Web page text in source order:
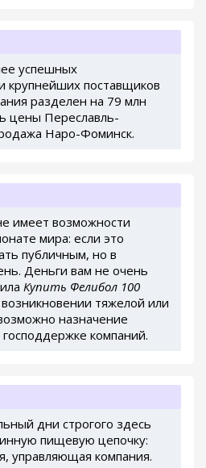
успешных
крупнейших поставщиков
разделен на 79 млн
цены Переславль-
Наро-Фоминск.
имеет возможности
мира: если это
публичным, но в
Деньги вам не очень
Купить Фелибол 100
тяжелой или
назначение
компаний.
дни строгого здесь
пищевую цепочку:
управляющая компания.